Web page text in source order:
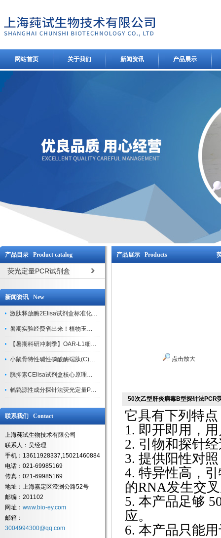
网站首页 关于我们 新闻资讯 产品展示
产品目录 Product catalog
荧光定量PCR试剂盒
新闻资讯 New
激肽释放酶2Elisa试剂盒标准化实验操作与质控体系解析
暑期实验经费省出来！植物玉米索核苷（ZR ）elisa酶联免疫试剂盒
【暑期科研冲刺季】OAR-L1细胞专用培养基特惠，助力实验高效突破
小鼠骨特性碱性磷酸酶端肽(C)elisa试剂盒大促，骨科研人速囤
胱抑素CElisa试剂盒核心原理、产品特性与全流程操作规范详解
鹌鹑源性成分探针法荧光定量PCR试剂盒特惠来袭
联系我们 Contact
上海莼试生物技术有限公司
联系人：吴经理
手机：13611928337,15021460884
电话：021-69985169
传真：021-69985169
地址：上海嘉定区澄浏公路52号
邮编：201102
网址： www.bio-ey.com
邮箱：
3004994300@qq.com
产品展示 Products
点击放大
50次乙型肝炎病毒B型探针法PCR
它具有下列特点
1. 即开即用，
2. 引物和探针
3. 提供阳性对
4. 特异性高，
的RNA发生交
5. 本产品足够
应。
6. 本产品只能